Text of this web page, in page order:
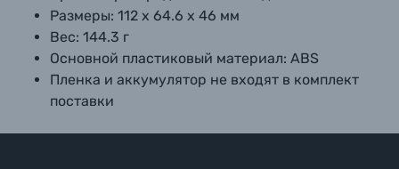
Размеры: 112 x 64.6 x 46 мм
Вес: 144.3 г
Основной пластиковый материал: ABS
Пленка и аккумулятор не входят в комплект
поставки